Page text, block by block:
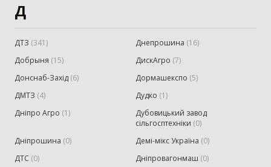
Д
ДТЗ (341) Днепрошина (16)
Добрыня (15) ДискАгро (7)
Донснаб-Захід (6) Дормашекспо (5)
ДМТЗ (4) Дудко (1)
Дніпро Агро (1)
Дубовицький завод
сільгосптехніки (0)
Дніпрошина (0) Демі-мікс Україна (0)
ДТС (0) Дніпровагонмаш (0)